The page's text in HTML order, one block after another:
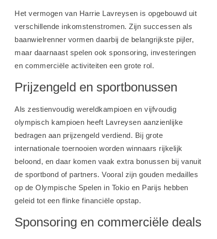
Het vermogen van Harrie Lavreysen is opgebouwd uit
verschillende inkomstenstromen. Zijn successen als
baanwielrenner vormen daarbij de belangrijkste pijler,
maar daarnaast spelen ook sponsoring, investeringen
en commerciële activiteiten een grote rol.
Prijzengeld en sportbonussen
Als zestienvoudig wereldkampioen en vijfvoudig
olympisch kampioen heeft Lavreysen aanzienlijke
bedragen aan prijzengeld verdiend. Bij grote
internationale toernooien worden winnaars rijkelijk
beloond, en daar komen vaak extra bonussen bij vanuit
de sportbond of partners. Vooral zijn gouden medailles
op de Olympische Spelen in Tokio en Parijs hebben
geleid tot een flinke financiële opstap.
Sponsoring en commerciële deals